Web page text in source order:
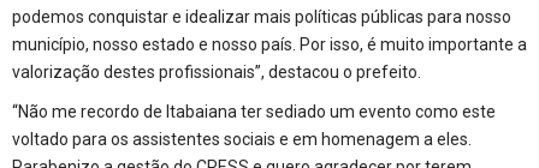
podemos conquistar e idealizar mais políticas públicas para nosso
município, nosso estado e nosso país. Por isso, é muito importante a
valorização destes profissionais”, destacou o prefeito.
“Não me recordo de Itabaiana ter sediado um evento como este
voltado para os assistentes sociais e em homenagem a eles.